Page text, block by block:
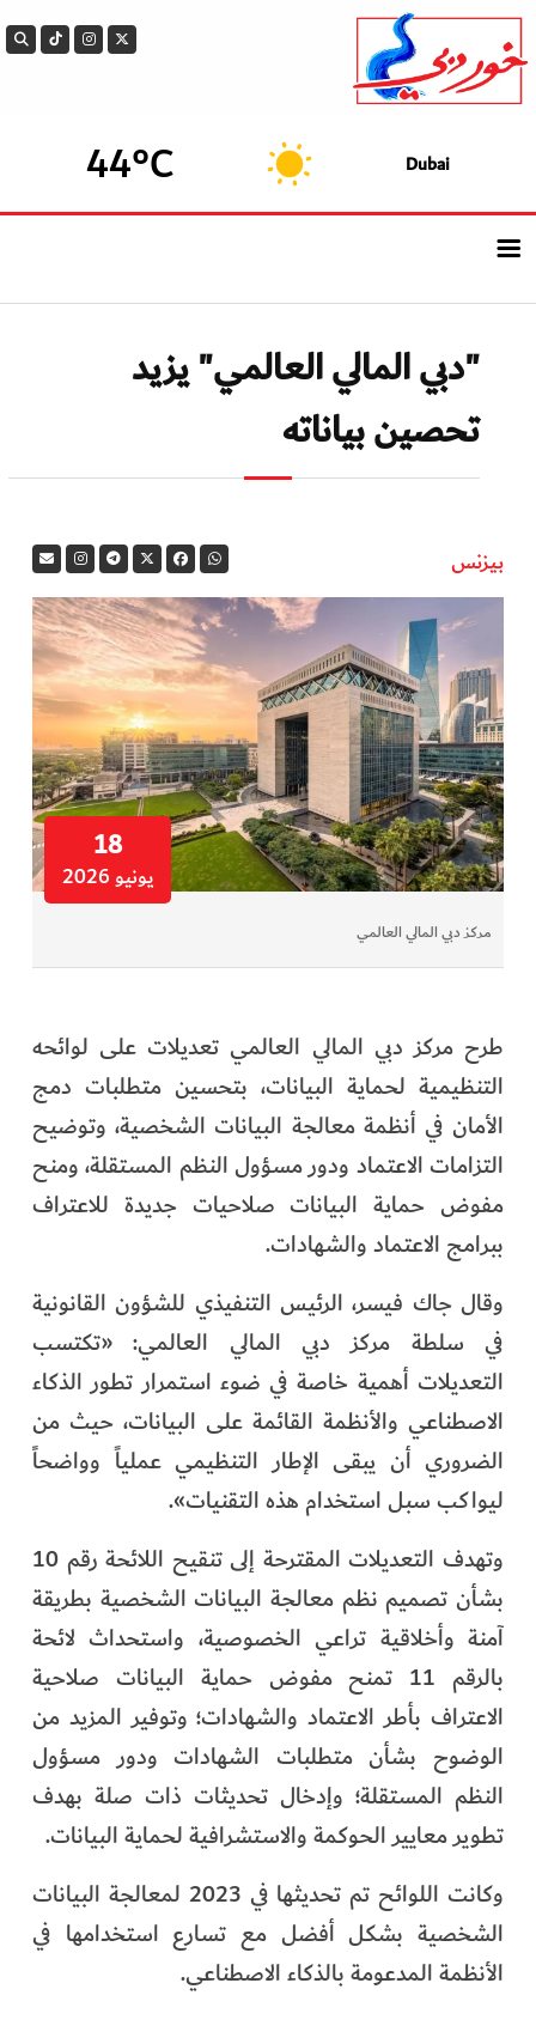
Dubai
44°C
الرئيسيــة
أحدث الأخبار
سوالف الدار
في المرمى
وثائقيات الخور
فن وثقافة
كوكب دبي
تقارير الخور
فيديو
الفرجان
تكنولوجيا
من العالم
الأكثر قراءة
"دبي المالي العالمي" يزيد
تحصين بياناته
بيزنس
18
يونيو 2026
مركز دبي المالي العالمي
طرح مركز دبي المالي العالمي تعديلات على لوائحه
التنظيمية لحماية البيانات، بتحسين متطلبات دمج
الأمان في أنظمة معالجة البيانات الشخصية، وتوضيح
التزامات الاعتماد ودور مسؤول النظم المستقلة، ومنح
مفوض حماية البيانات صلاحيات جديدة للاعتراف
ببرامج الاعتماد والشهادات.
وقال جاك فيسر، الرئيس التنفيذي للشؤون القانونية
في سلطة مركز دبي المالي العالمي: «تكتسب
التعديلات أهمية خاصة في ضوء استمرار تطور الذكاء
الاصطناعي والأنظمة القائمة على البيانات، حيث من
الضروري أن يبقى الإطار التنظيمي عملياً وواضحاً
ليواكب سبل استخدام هذه التقنيات».
وتهدف التعديلات المقترحة إلى تنقيح اللائحة رقم 10
بشأن تصميم نظم معالجة البيانات الشخصية بطريقة
آمنة وأخلاقية تراعي الخصوصية، واستحداث لائحة
بالرقم 11 تمنح مفوض حماية البيانات صلاحية
الاعتراف بأطر الاعتماد والشهادات؛ وتوفير المزيد من
الوضوح بشأن متطلبات الشهادات ودور مسؤول
النظم المستقلة؛ وإدخال تحديثات ذات صلة بهدف
تطوير معايير الحوكمة والاستشرافية لحماية البيانات.
وكانت اللوائح تم تحديثها في 2023 لمعالجة البيانات
الشخصية بشكل أفضل مع تسارع استخدامها في
الأنظمة المدعومة بالذكاء الاصطناعي.